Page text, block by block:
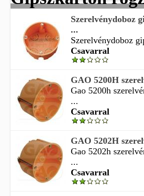
Szerelvénydoboz
...
Szerelvénydoboz
Csavarral
GAO 5200H
Gao 5200h
...
Csavarral
GAO 5202H
Gao 5202h
...
Csavarral